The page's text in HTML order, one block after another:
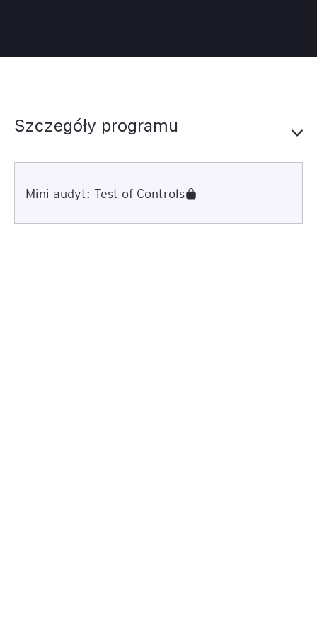
Szczegóły programu
Mini audyt: Test of Controls